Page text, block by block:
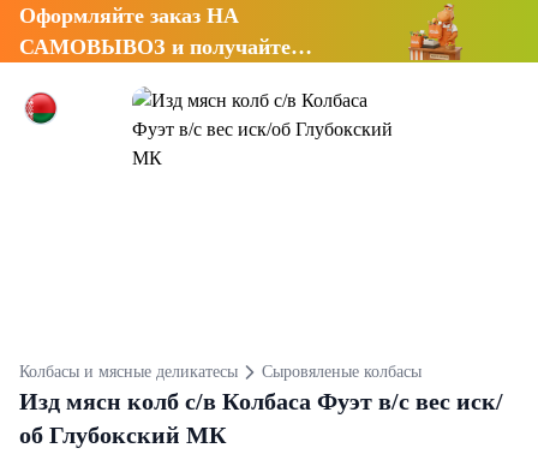
Оформляйте заказ НА
САМОВЫВОЗ и получайте
Колбасы и мясные деликатесы Сыровяленые колбасы
Изд мясн колб с/в Колбаса Фуэт в/с вес иск/
об Глубокский МК